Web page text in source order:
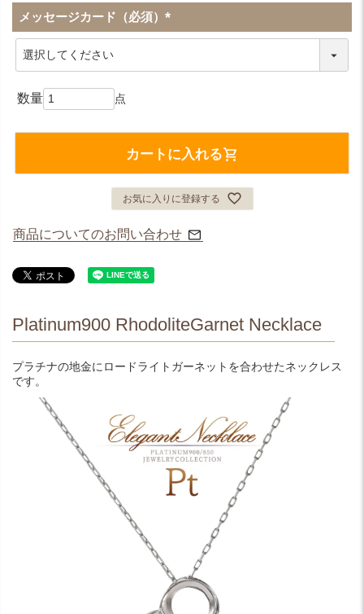
メッセージカード（必須）
(
カートに入れる
お気に入りに登録する
商品についてのお問い合わせ
Platinum900 RhodoliteGarnet Necklace
プラチナの地金にロードライトガーネットを合わせたネックレス
です。